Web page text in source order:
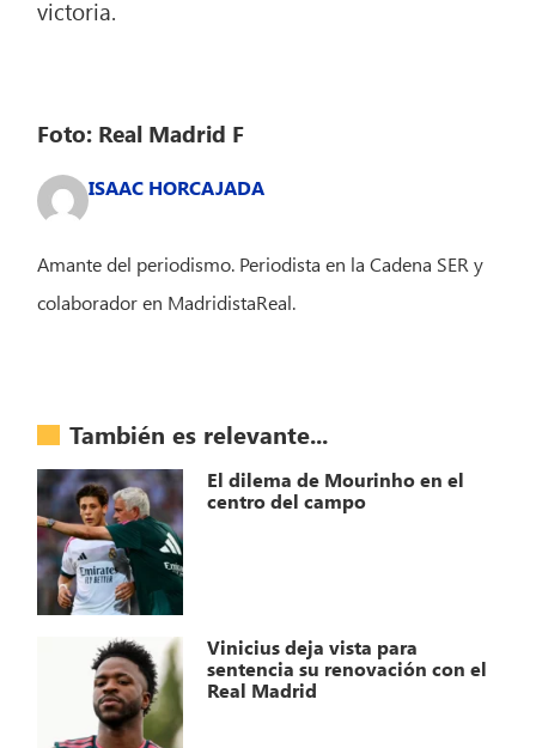
victoria.
Foto: Real Madrid F
ISAAC HORCAJADA
Amante del periodismo. Periodista en la Cadena SER y
colaborador en MadridistaReal.
También es relevante...
El dilema de Mourinho en el
centro del campo
Vinicius deja vista para
sentencia su renovación con el
Real Madrid